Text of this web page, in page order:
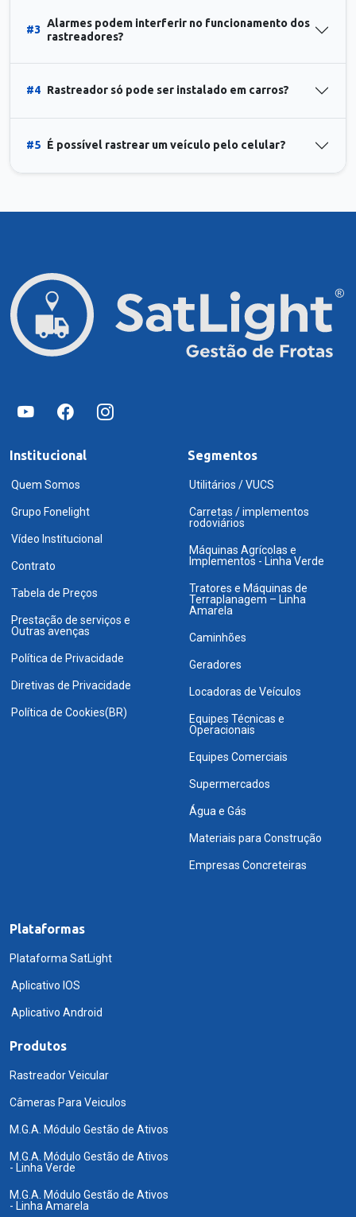
#3
Alarmes podem interferir no funcionamento dos
rastreadores?
#4 Rastreador só pode ser instalado em carros?
#5 É possível rastrear um veículo pelo celular?
Institucional
Quem Somos
Grupo Fonelight
Vídeo Institucional
Contrato
Tabela de Preços
Prestação de serviços e
Outras avenças
Política de Privacidade
Diretivas de Privacidade
Política de Cookies(BR)
Segmentos
Utilitários / VUCS
Carretas / implementos
rodoviários
Máquinas Agrícolas e
Implementos - Linha Verde
Tratores e Máquinas de
Terraplanagem – Linha
Amarela
Caminhões
Geradores
Locadoras de Veículos
Equipes Técnicas e
Operacionais
Equipes Comerciais
Supermercados
Água e Gás
Materiais para Construção
Empresas Concreteiras
Plataformas
Plataforma SatLight
Aplicativo IOS
Aplicativo Android
Produtos
Rastreador Veicular
Câmeras Para Veiculos
M.G.A. Módulo Gestão de Ativos
M.G.A. Módulo Gestão de Ativos
- Linha Verde
M.G.A. Módulo Gestão de Ativos
- Linha Amarela